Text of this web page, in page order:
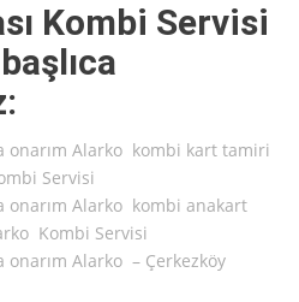
Kombi Servisi
onarım Alarko kombi kart tamiri
Servisi
onarım Alarko kombi anakart
Kombi Servisi
onarım Alarko – Çerkezköy